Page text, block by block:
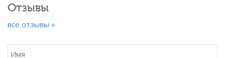
Отзывы
все отзывы »